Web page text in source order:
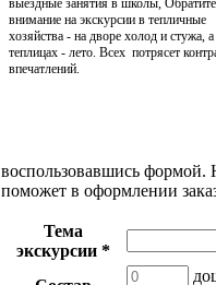
выездные занятия в школы, Обратите
внимание на экскурсии в тепличные
хозяйства - на дворе холод и стужа,
теплицах - лето. Всех потрясет
впечатлений.
воспользовавшись
поможет в оформлении
Тема
экскурсии *